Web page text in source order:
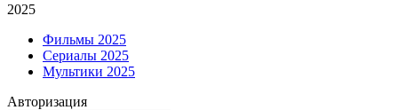
2025
Фильмы 2025
Сериалы 2025
Мультики 2025
Авторизация